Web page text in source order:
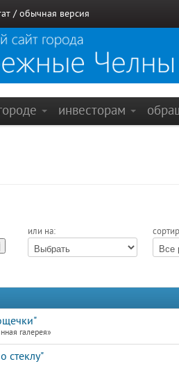
/ обычная версия
инвесторам
или на:
галерея»
стеклу"